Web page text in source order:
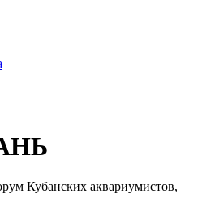
Кубанских аквариумистов,